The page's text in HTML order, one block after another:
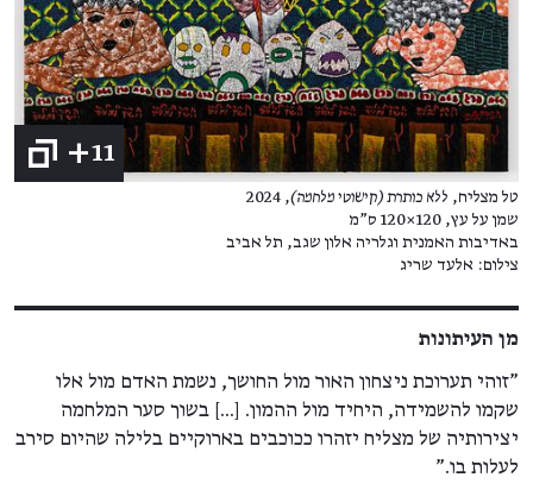
+11
טל מצליח, ללא כותרת (קישוטי מלחמה), 2024
שמן על עץ, 120×120 ס"מ
באדיבות האמנית וגלריה אלון שגב, תל אביב
צילום: אלעד שריג
מן העיתונות
"זוהי תערוכת ניצחון האור מול החושך, נשמת האדם מול אלו
שקמו להשמידה, היחיד מול ההמון. [...] בשוך סער המלחמה
יצירותיה של מצליח יזהרו ככוכבים בארוקיים בלילה שהיום סירב
לעלות בו."